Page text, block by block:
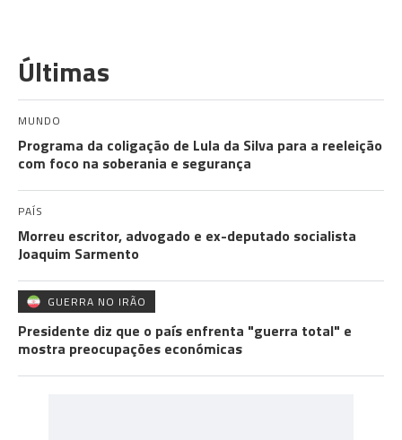
Últimas
MUNDO
Programa da coligação de Lula da Silva para a reeleição
com foco na soberania e segurança
PAÍS
Morreu escritor, advogado e ex-deputado socialista
Joaquim Sarmento
GUERRA NO IRÃO
Presidente diz que o país enfrenta "guerra total" e
mostra preocupações económicas